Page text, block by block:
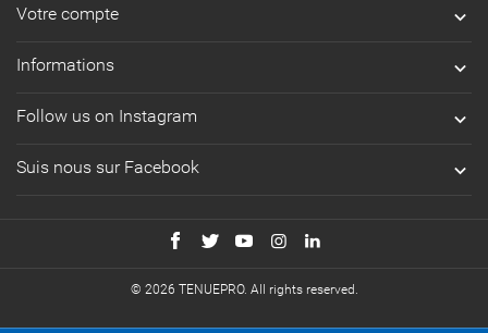
Votre compte 
Informations 
Follow us on Instagram 
Suis nous sur Facebook 
© 2026 TENUEPRO. All rights reserved.